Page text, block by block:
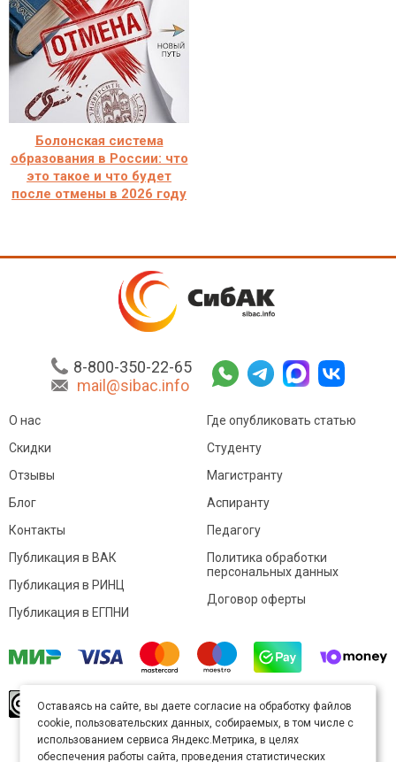
Болонская система
образования в России: что
это такое и что будет
после отмены в 2026 году
8-800-350-22-65
mail@sibac.info
О нас
Скидки
Отзывы
Блог
Контакты
Где опубликовать статью
Студенту
Магистранту
Аспиранту
Педагогу
Публикация в ВАК
Публикация в РИНЦ
Публикация в ЕГПНИ
Политика обработки
персональных данных
Договор оферты
произведение доступно полицензии Creative
Commons «Attribution» («Атрибуция») 4.0
Непортированная.
Карта сайта
Оставаясь на сайте, вы даете согласие на обработку файлов
cookie, пользовательских данных, собираемых, в том числе с
использованием сервиса Яндекс.Метрика, в целях
обеспечения работы сайта, проведения статистических